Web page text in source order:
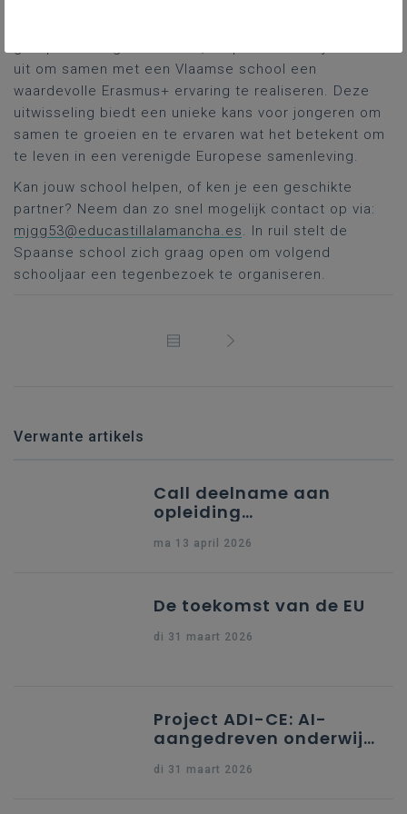
uit om samen met een Vlaamse school een
waardevolle Erasmus+ ervaring te realiseren. Deze
uitwisseling biedt een unieke kans voor jongeren om
samen te groeien en te ervaren wat het betekent om
te leven in een verenigde Europese samenleving.
Kan jouw school helpen, of ken je een geschikte
partner? Neem dan zo snel mogelijk contact op via:
mjgg53@educastillalamancha.es. In ruil stelt de
Spaanse school zich graag open om volgend
schooljaar een tegenbezoek te organiseren.
Verwante artikels
Call deelname aan
opleiding
indiening Erasmus+ KA1
ma 13 april 2026
De toekomst van de EU
di 31 maart 2026
Project ADI-CE: AI-
aangedreven onderwijs
di 31 maart 2026